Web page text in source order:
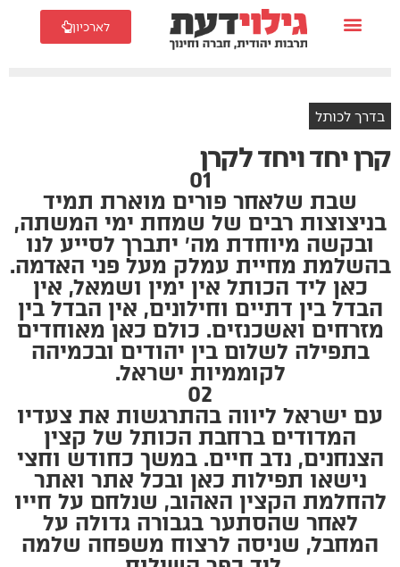
לארכיון
בדרך לכותל
קרן יחד ויחד לקרן
01
שבת שלאחר פורים מוארת תמיד
בניצוצות רבים של שמחת ימי המשתה,
ובקשה מיוחדת מה׳ יתברך לסייע לנו
בהשלמת מחיית עמלק מעל פני האדמה.
כאן ליד הכותל אין ימין ושמאל, אין
הבדל בין דתיים וחילונים, אין הבדל בין
מזרחים ואשכנזים. כולם כאן מאוחדים
בתפילה לשלום בין יהודים ובכמיהה
לקוממיות ישראל.
02
עם ישראל ליווה בהתרגשות את צעדיו
המדודים ברחבת הכותל של קצין
הצנחנים, נדב חיים. במשך כחודש וחצי
נישאו תפילות כאן ובכל אתר ואתר
להחלמת הקצין האהוב, שנלחם על חייו
לאחר שהסתער בגבורה גדולה על
המחבל, שניסה לרצוח משפחה שלמה